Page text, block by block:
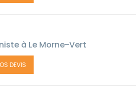
à Le Morne-Vert
DEVIS